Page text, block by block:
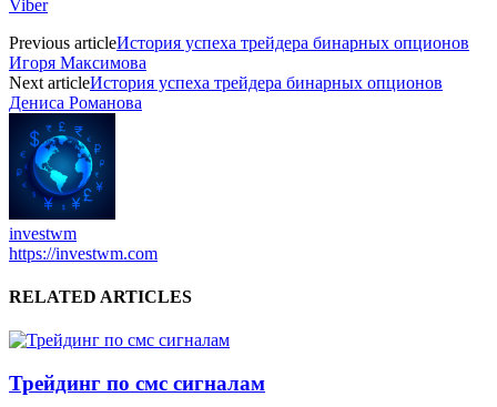
Viber
Previous articleИстория успеха трейдера бинарных опционов
Игоря Максимова
Next articleИстория успеха трейдера бинарных опционов
Дениса Романова
investwm
https://investwm.com
RELATED ARTICLES
Трейдинг по смс сигналам